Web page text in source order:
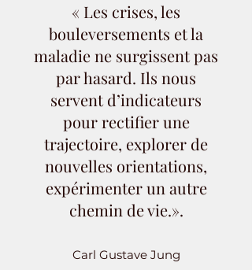
« Les crises, les
bouleversements et la
maladie ne surgissent pas
par hasard. Ils nous
servent d’indicateurs
pour rectifier une
trajectoire, explorer de
nouvelles orientations,
expérimenter un autre
chemin de vie.».
Carl Gustave Jung